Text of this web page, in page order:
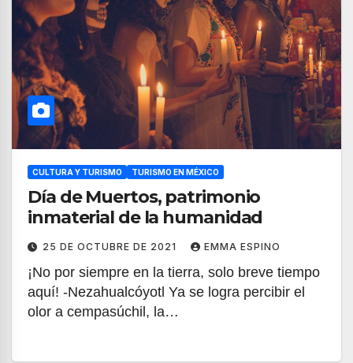
CULTURA Y TURISMO TURISMO EN MÉXICO
Día de Muertos, patrimonio
inmaterial de la humanidad
25 DE OCTUBRE DE 2021 EMMA ESPINO
¡No por siempre en la tierra, solo breve tiempo
aquí! -Nezahualcóyotl Ya se logra percibir el
olor a cempasúchil, la…